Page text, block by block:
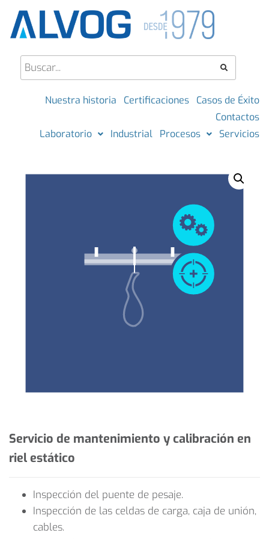
Nuestra historia Certificaciones
Casos de Éxito
Contactos
Laboratorio
Industrial Procesos Servicios
Servicio de mantenimiento y calibración en
riel estático
Inspección del puente de pesaje.
Inspección de las celdas de carga, caja de unión,
cables.